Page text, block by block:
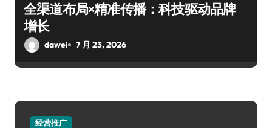
全渠道布局×精准传播：科技驱动品牌
增长
dawei 7 月 23, 2026
经营推广